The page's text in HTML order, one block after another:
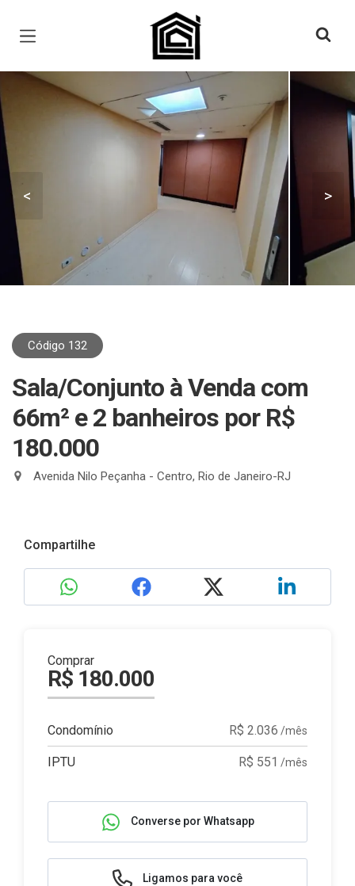
Página inicial
< >
Código 132
Sala/Conjunto à Venda com
66m² e 2 banheiros por R$
180.000
Avenida Nilo Peçanha - Centro, Rio de Janeiro-RJ
Compartilhe
Comprar
R$ 180.000
Condomínio R$ 2.036 /mês
IPTU R$ 551 /mês
Converse por Whatsapp
Ligamos para você